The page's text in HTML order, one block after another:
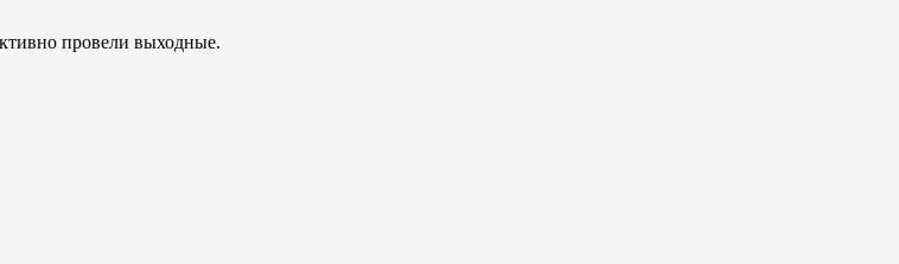
провели выходные.